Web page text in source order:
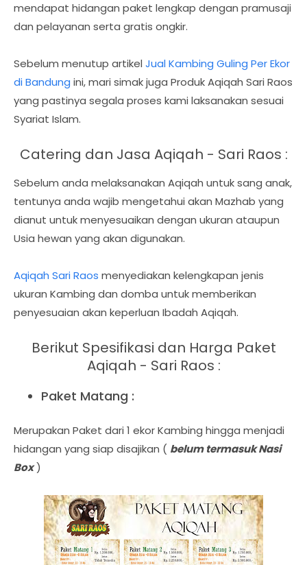
mendapat hidangan paket lengkap dengan pramusaji
dan pelayanan serta gratis ongkir.
Sebelum menutup artikel Jual Kambing Guling Per Ekor
di Bandung ini, mari simakjuga Produk Aqiqah Sari Raos
yang pastinya segala proses kami laksanakan sesuai
Syariat Islam.
Catering dan Jasa Aqiqah - Sari Raos :
Sebelum anda melaksanakan Aqiqah untuk sang anak,
tentunya anda wajib mengetahui akan Mazhab yang
dianut untuk menyesuaikan dengan ukuran ataupun
Usia hewan yang akan digunakan.
Aqiqah Sari Raos menyediakan kelengkapan jenis
ukuran Kambing dan domba untuk memberikan
penyesuaian akan keperluan Ibadah Aqiqah.
Berikut Spesifikasi dan Harga Paket
Aqiqah - Sari Raos :
Paket Matang :
Merupakan Paket dari 1 ekor Kambing hingga menjadi
hidangan yang siap disajikan ( belum termasuk Nasi
Box)